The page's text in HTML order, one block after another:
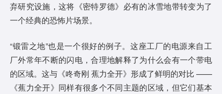
弃研究设施，这将《密特罗德》必有的冰雪地带转变为了
一个经典的恐怖片场景。
“锻雷之地”也是一个很好的例子。这座工厂的电源来自工
厂外常年不断的闪电，合理地解释了为什么会有一个带电
的区域。这与《咚奇刚 蕉力全开》形成了鲜明的对比 ——
《蕉力全开》同样有很多个不同主题的区域，但它们基本